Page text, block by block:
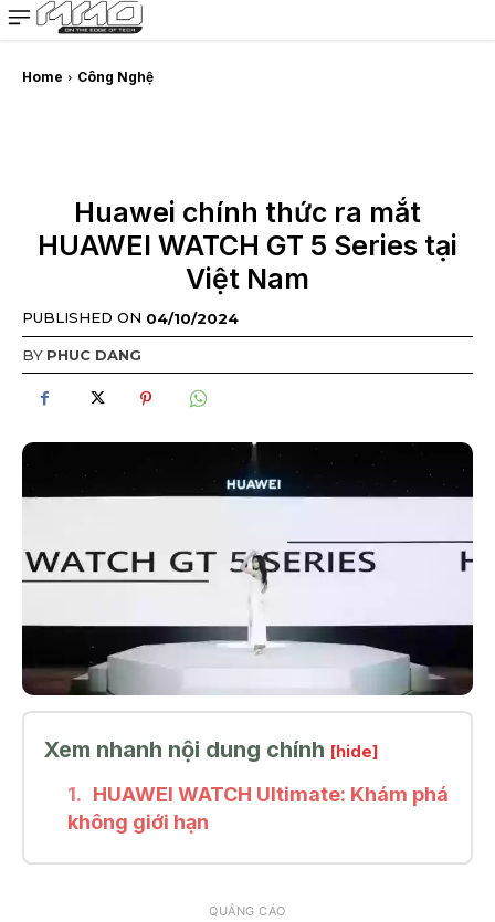
MMOSITE - Thông tin công nghệ
Bài viết nổi bật
Home Công Nghệ
Huawei chính thức ra mắt
HUAWEI WATCH GT 5 Series tại
Việt Nam
PUBLISHED ON 04/10/2024
BY PHUC DANG
Xem nhanh nội dung chính [hide]
HUAWEI WATCH Ultimate: Khám phá
không giới hạn
QUẢNG CÁO